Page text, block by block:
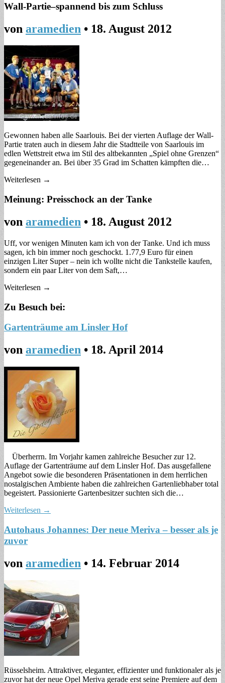
Wall-Partie–spannend bis zum Schluss
von aramedien • 18. August 2012
Gewonnen haben alle Saarlouis. Bei der vierten Auflage der Wall-
Partie traten auch in diesem Jahr die Stadtteile von Saarlouis im
edlen Wettstreit etwa im Stil des altbekannten „Spiel ohne Grenzen“
gegeneinander an. Bei über 35 Grad im Schatten kämpften die…
Weiterlesen →
Meinung: Preisschock an der Tanke
von aramedien • 18. August 2012
Uff, vor wenigen Minuten kam ich von der Tanke. Und ich muss
sagen, ich bin immer noch geschockt. 1.77,9 Euro für einen
einzigen Liter Super – nein ich wollte nicht die Tankstelle kaufen,
sondern ein paar Liter von dem Saft,…
Weiterlesen →
Zu Besuch bei:
Gartenträume am Linsler Hof
von aramedien • 18. April 2014
Überherrn. Im Vorjahr kamen zahlreiche Besucher zur 12.
Auflage der Gartenträume auf dem Linsler Hof. Das ausgefallene
Angebot sowie die besonderen Präsentationen in dem herrlichen
nostalgischen Ambiente haben die zahlreichen Gartenliebhaber total
begeistert. Passionierte Gartenbesitzer suchten sich die…
Weiterlesen →
Autohaus Johannes: Der neue Meriva – besser als je
zuvor
von aramedien • 14. Februar 2014
Rüsselsheim. Attraktiver, eleganter, effizienter und funktionaler als je
zuvor hat der neue Opel Meriva gerade erst seine Premiere auf dem